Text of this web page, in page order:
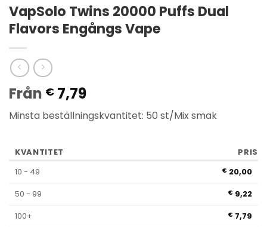
VapSolo Twins 20000 Puffs Dual
Flavors Engångs Vape
Från € 7,79
Minsta beställningskvantitet: 50 st/Mix smak
KVANTITET
PRIS
10 - 49
€ 20,00
50 - 99
€ 9,22
100+
€ 7,79